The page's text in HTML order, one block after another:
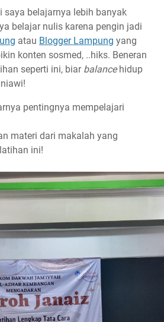
saya belajarnya lebih banyak
belajar nulis karena pengin jadi
atau Blogger Lampung yang
konten sosmed, ..hiks. Beneran
seperti ini, biar balancehidup
pentingnya mempelajari
materi dari makalah yang
ini!